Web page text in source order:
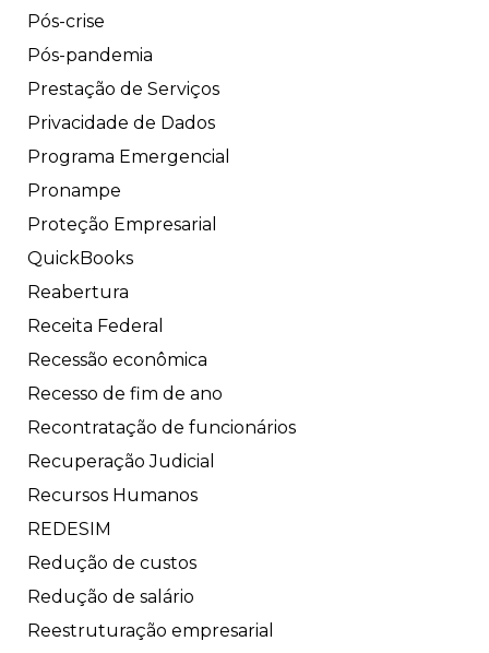
Pós-crise
Pós-pandemia
Prestação de Serviços
Privacidade de Dados
Programa Emergencial
Pronampe
Proteção Empresarial
QuickBooks
Reabertura
Receita Federal
Recessão econômica
Recesso de fim de ano
Recontratação de funcionários
Recuperação Judicial
Recursos Humanos
REDESIM
Redução de custos
Redução de salário
Reestruturação empresarial